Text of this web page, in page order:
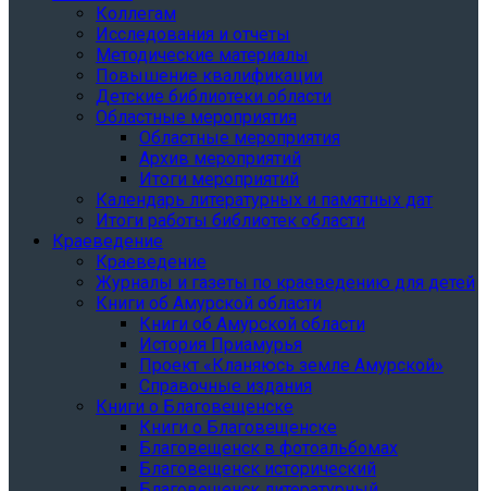
Коллегам
Исследования и отчеты
Методические материалы
Повышение квалификации
Детские библиотеки области
Областные мероприятия
Областные мероприятия
Архив мероприятий
Итоги мероприятий
Календарь литературных и памятных дат
Итоги работы библиотек области
Краеведение
Краеведение
Журналы и газеты по краеведению для детей
Книги об Амурской области
Книги об Амурской области
История Приамурья
Проект «Кланяюсь земле Амурской»
Справочные издания
Книги о Благовещенске
Книги о Благовещенске
Благовещенск в фотоальбомах
Благовещенск исторический